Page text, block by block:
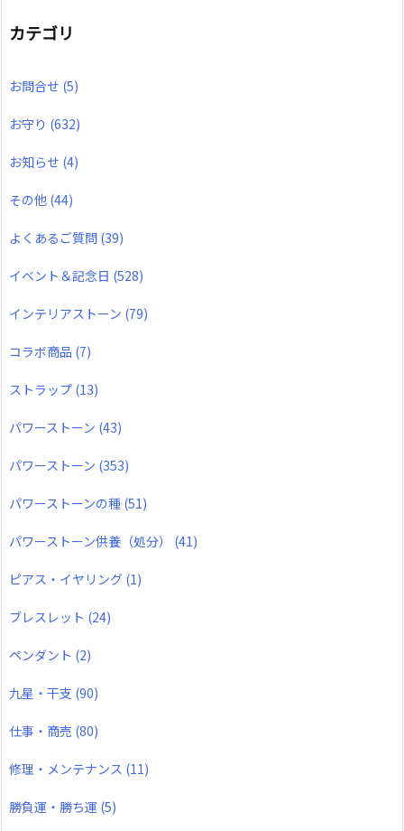
カテゴリ
お問合せ (5)
お守り (632)
お知らせ (4)
その他 (44)
よくあるご質問 (39)
イベント＆記念日 (528)
インテリアストーン (79)
コラボ商品 (7)
ストラップ (13)
パワーストーン (43)
パワーストーン (353)
パワーストーンの種 (51)
パワーストーン供養（処分） (41)
ピアス・イヤリング (1)
ブレスレット (24)
ペンダント (2)
九星・干支 (90)
仕事・商売 (80)
修理・メンテナンス (11)
勝負運・勝ち運 (5)